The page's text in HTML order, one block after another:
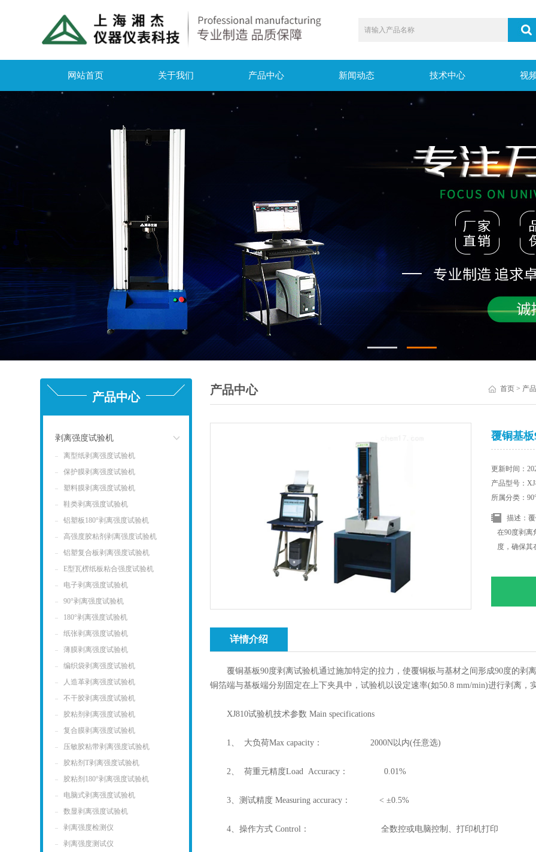
网站首页 关于我们 产品中心 新闻动态 技术中心 视
产品中心
剥离强度试验机
离型纸剥离强度试验机
保护膜剥离强度试验机
塑料膜剥离强度试验机
鞋类剥离强度试验机
铝塑板180°剥离强度试验机
高强度胶粘剂剥离强度试验机
铝塑复合板剥离强度试验机
E型瓦楞纸板粘合强度试验机
电子剥离强度试验机
90°剥离强度试验机
180°剥离强度试验机
纸张剥离强度试验机
薄膜剥离强度试验机
编织袋剥离强度试验机
人造革剥离强度试验机
不干胶剥离强度试验机
胶粘剂剥离强度试验机
复合膜剥离强度试验机
压敏胶粘带剥离强度试验机
胶粘剂T剥离强度试验机
胶粘剂180°剥离强度试验机
电脑式剥离强度试验机
数显剥离强度试验机
剥离强度检测仪
剥离强度测试仪
产品中心 首页> 产
覆铜基
更新时间：
产品型号：
所属分类：
描述：
在90度剥离
度，确保其
详情介绍
覆铜基板90度剥离试验机通过施加特定的拉力，使覆铜板与基材之间形成90度的剥
铜箔端与基板端分别固定在上下夹具中，试验机以设定速率(如50.8 mm/min)进行剥离，
XJ810试验机技术参数 Main specifications
1、 大负荷Max capacity： 2000N以内(任意选)
2、 荷重元精度Load Accuracy： 0.01%
3、测试精度 Measuring accuracy： < ±0.5%
4、操作方式 Control： 全数控或电脑控制、打印机打印